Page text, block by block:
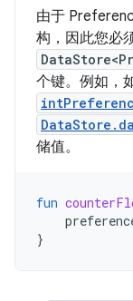
由于
构，因此您必
个键。例如，
储值。
fun
}